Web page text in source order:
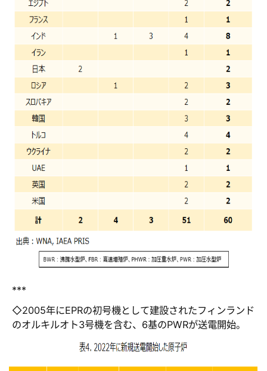
***
◇2005年にEPRの初号機として建設されたフィンランド
のオルキルオト3号機を含む、6基のPWRが送電開始。